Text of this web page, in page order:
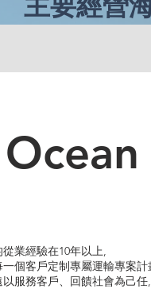
業經驗在10年以上,
個客戶定制專屬運輸專案
服務客戶、回饋社會為己